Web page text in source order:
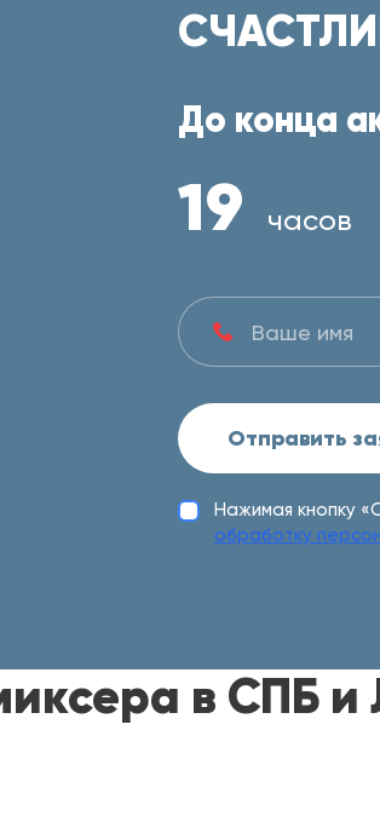
До конца
19 часов
Отправить
Нажимая кнопку
обработку
в СПБ